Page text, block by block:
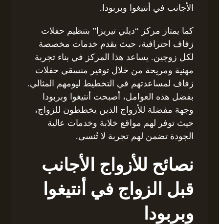
الأجانب في أنتيغوا وبربودا.
كما يمتاز مركز “ديلي تيريزا” بتنظيم حفلات
زفاف احترافية، حيث يقدم خدمات مخصصة
لكل زوجين. يساعد هذا المركز في بناء تجربة
مهنية ومريحة من خلال توفير منسقي حفلات
زفاف لمساعدتهم في التخطيط ليومهم المثالي.
بفضل هذه العوامل، أصبحت أنتيغوا وبربودا
وجهة مفضلة للأزواج الذين يخططون للزواج،
حيث توفر لهم مواقع خلابة وخدمات عالية
الجودة تضمن لهم تجربة لا تُنسى.
نصائح للأزواج الأجانب
قبل الزواج في أنتيغوا
وبربودا